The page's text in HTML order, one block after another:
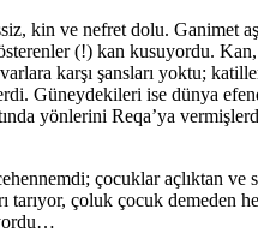
kin ve nefret dolu. Ganimet
(!) kan kusuyordu.
karşı şansları yoktu;
Güneydekileri ise dünya
yönlerini Reqa’ya
çocuklar açlıktan ve
tarıyor, çoluk çocuk